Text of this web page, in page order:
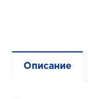
Описание